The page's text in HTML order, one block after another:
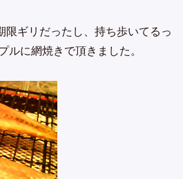
限ギリだったし、持ち歩いてるっ
ルに網焼きで頂きました。